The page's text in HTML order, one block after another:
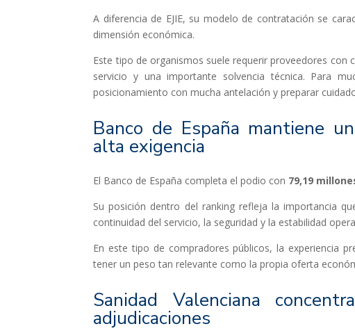
A diferencia de EJIE, su modelo de contratación se
dimensión económica.
Este tipo de organismos suele requerir proveedores con
servicio y una importante solvencia técnica. Para
posicionamiento con mucha antelación y preparar
Banco de España mantiene
alta exigencia
El Banco de España completa el podio con 79,19
Su posición dentro del ranking refleja la importancia
continuidad del servicio, la seguridad y la estabilidad
En este tipo de compradores públicos, la experiencia
tener un peso tan relevante como la propia oferta
Sanidad Valenciana
adjudicaciones